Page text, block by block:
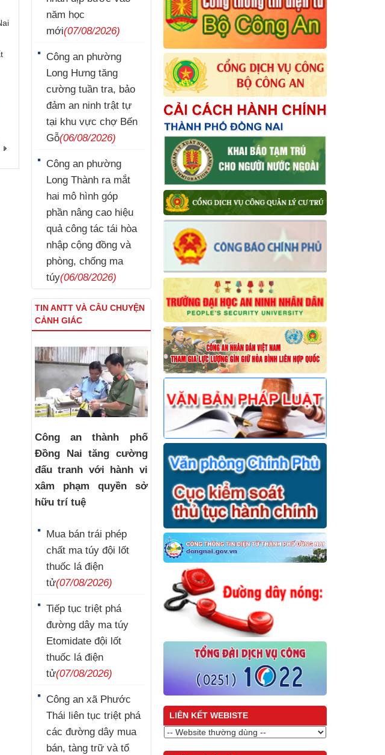
năm học
mới(07/08/2026)
Công an phường
Long Hưng tăng
cường tuần tra, bảo
đảm an ninh trật tự
tại khu vực chợ Bến
Gỗ(06/08/2026)
Công an phường
Long Thành ra mắt
hai mô hình góp
phần nâng cao hiệu
quả công tác tái hòa
nhập cộng đồng và
phòng, chống ma
túy(06/08/2026)
TIN ANTT VÀ CÂU CHUYỆN
CẢNH GIÁC
Công an thành phố
Đồng Nai tăng cường
đấu tranh với hành vi
xâm phạm quyền sở
hữu trí tuệ
Mua bán trái phép
chất ma túy đội lốt
thuốc lá điện
tử(07/08/2026)
Tiếp tục triệt phá
đường dây ma túy
Etomidate đội lốt
thuốc lá điện
tử(07/08/2026)
Công an xã Phước
Thái liên tục triệt phá
các đường dây mua
bán, tàng trữ và tổ
LIÊN KẾT WEBISTE